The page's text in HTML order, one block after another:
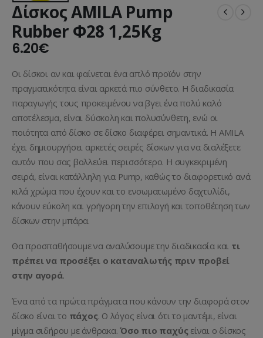
Δίσκος AMILA Pump
Rubber Φ28 1,25Kg
6.20€
Οι δίσκοι αν και φαίνεται ένα απλό προϊόν στην
πραγματικότητα είναι αρκετά πιο σύνθετο. Η διαδικασία
παραγωγής τους προκειμένου να βγει ένα πολύ καλό
αποτέλεσμα, είναι δύσκολη και πολυσύνθετη, ενώ οι
ποιότητα από δίσκο σε δίσκο διαφέρει σημαντικά. Η AMILA
έχει δημιουργήσει αρκετές σειρές δίσκων για να διαλέξετε
αυτόν που σας βολλεύει περισσότερο. Η συγκεκριμένη
σειρά, είναι κατάλληλη για Pump, καθώς το διαφορετικό ανά
κιλά χρώμα που έχουν και το ενσωματωμένο δαχτυλίδι,
κάνουν εύκολη και γρήγορη την επιλογή και τοποθέτηση των
δίσκων στην μπάρα.
Θα προσπαθήσουμε να αναλύσουμε την διαδικασία και τι
πρέπει να προσέξει ο καταναλωτής πριν προβεί
στην αγορά.
Ένα από τα πρώτα πράγματα που κάνουν την διαφορά στον
δίσκο είναι το πάχος. Ο λόγος είναι ότι το μαντέμι, είναι
μίγμα σιδήρου με άνθρακα.Όσο πιο παχύς είναι ο δίσκος